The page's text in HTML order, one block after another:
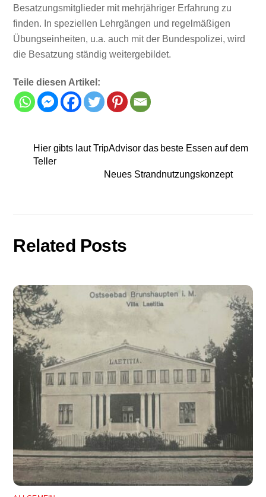
Besatzungsmitglieder mit mehrjähriger Erfahrung zu
finden. In speziellen Lehrgängen und regelmäßigen
Übungseinheiten, u.a. auch mit der Bundespolizei, wird
die Besatzung ständig weitergebildet.
Teile diesen Artikel:
Hier gibts laut TripAdvisor das beste Essen auf dem
Teller
Neues Strandnutzungskonzept
Related Posts